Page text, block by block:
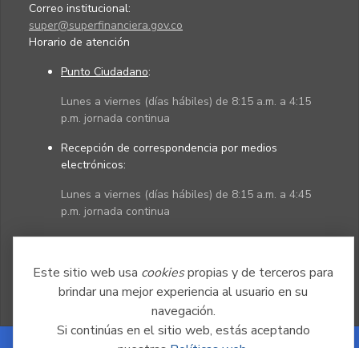
Este sitio web usa cookiespropias y de terceros para
brindar una mejor experiencia al usuario en su
navegación.
Si continúas en el sitio web, estás aceptando
Correo institucional:
super@superfinanciera.gov.co
Horario de atención
Punto Ciudadano:
Lunes a viernes (días hábiles) de 8:15 a.m. a 4:15
p.m. jornada continua
Recepción de correspondencia por medios
electrónicos:
Lunes a viernes (días hábiles) de 8:15 a.m. a 4:45
p.m. jornada continua